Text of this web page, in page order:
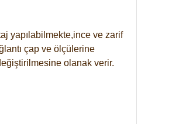
yapılabilmekte,ince ve zarif
çap ve ölçülerine
olanak verir.